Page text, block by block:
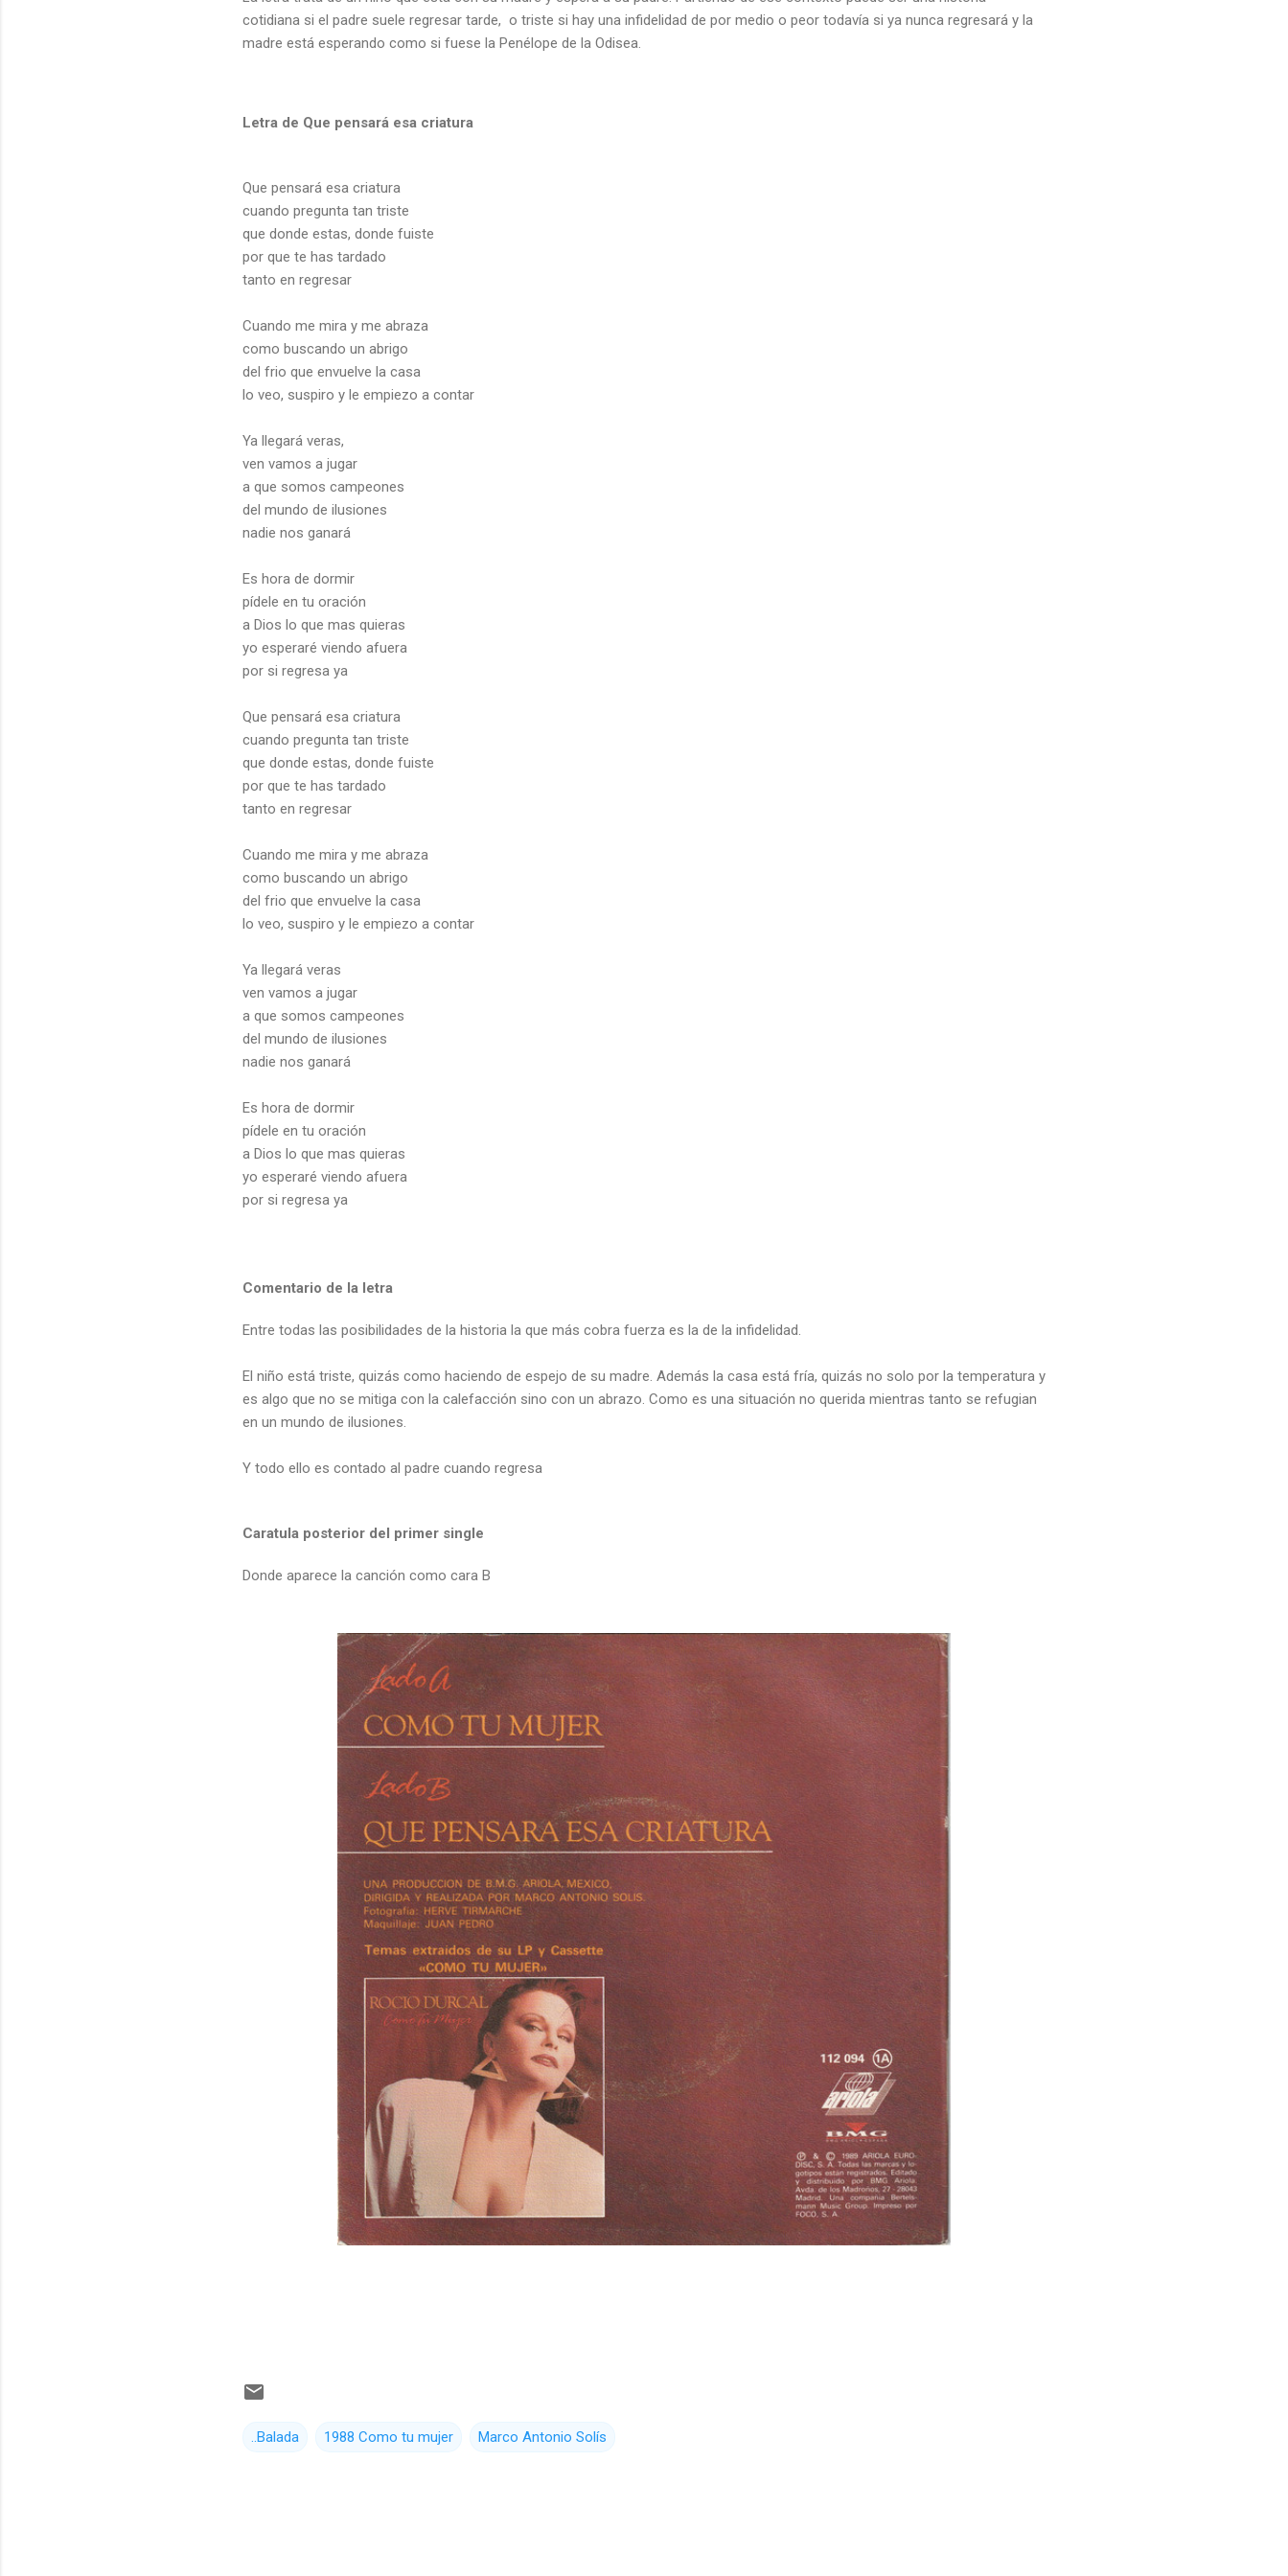
cotidiana si el padre suele regresar tarde, o triste si hay una infidelidad de por medio o peor todavía si ya nunca regresará y la
madre está esperando como si fuese la Penélope de la Odisea.
Letra de Que pensará esa criatura
Que pensará esa criatura
cuando pregunta tan triste
que donde estas, donde fuiste
por que te has tardado
tanto en regresar
Cuando me mira y me abraza
como buscando un abrigo
del frio que envuelve la casa
lo veo, suspiro y le empiezo a contar
Ya llegará veras,
ven vamos a jugar
a que somos campeones
del mundo de ilusiones
nadie nos ganará
Es hora de dormir
pídele en tu oración
a Dios lo que mas quieras
yo esperaré viendo afuera
por si regresa ya
Que pensará esa criatura
cuando pregunta tan triste
que donde estas, donde fuiste
por que te has tardado
tanto en regresar
Cuando me mira y me abraza
como buscando un abrigo
del frio que envuelve la casa
lo veo, suspiro y le empiezo a contar
Ya llegará veras
ven vamos a jugar
a que somos campeones
del mundo de ilusiones
nadie nos ganará
Es hora de dormir
pídele en tu oración
a Dios lo que mas quieras
yo esperaré viendo afuera
por si regresa ya
Comentario de la letra
Entre todas las posibilidades de la historia la que más cobra fuerza es la de la infidelidad.
El niño está triste, quizás como haciendo de espejo de su madre. Además la casa está fría, quizás no solo por la temperatura y
es algo que no se mitiga con la calefacción sino con un abrazo. Como es una situación no querida mientras tanto se refugian
en un mundo de ilusiones.
Y todo ello es contado al padre cuando regresa
Caratula posterior del primer single
Donde aparece la canción como cara B
..Balada 1988 Como tu mujer Marco Antonio Solís